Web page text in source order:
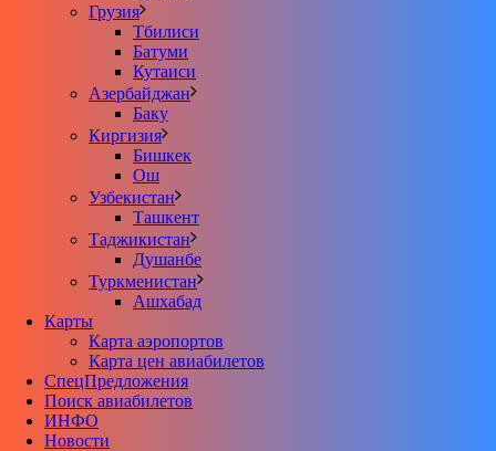
Грузия
Тбилиси
Батуми
Кутаиси
Азербайджан
Баку
Киргизия
Бишкек
Ош
Узбекистан
Ташкент
Таджикистан
Душанбе
Туркменистан
Ашхабад
Карты
Карта аэропортов
Карта цен авиабилетов
CпецПредложения
Поиск авиабилетов
ИНФО
Новости